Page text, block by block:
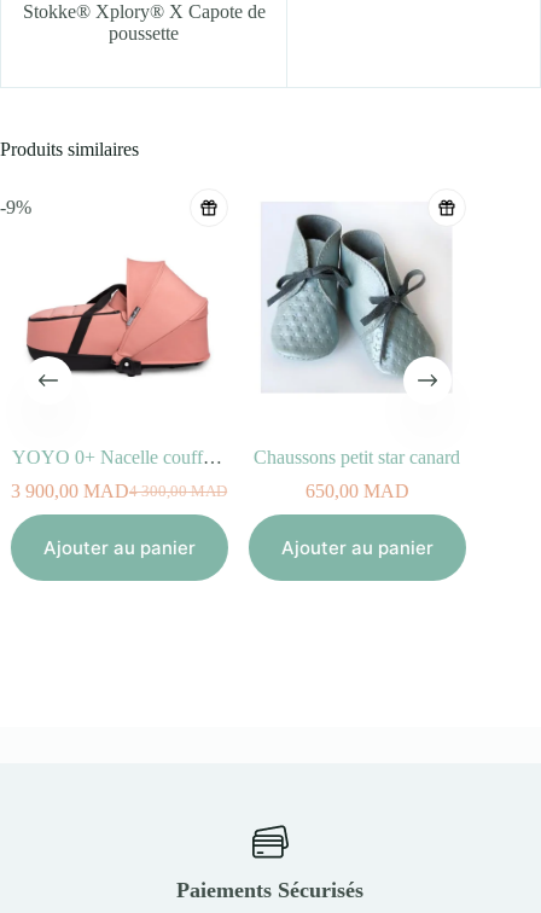
Stokke® Xplory® X Capote de
poussette
Produits similaires
-9%
YOYO 0+ Nacelle couffin Ginger
4 300,00MAD
Le
initial
4
3 900,00 MAD
Le
actuel
3
Ajouter au panier
Chaussons petit star canard
650,00MAD
Ajouter au panier
Paiements Sécurisés